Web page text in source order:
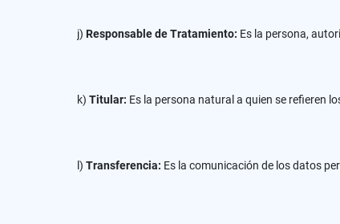
j) Responsable de Tratamiento: Es la persona,
k) Titular: Es la persona natural a quien se refieren
l) Transferencia: Es la comunicación de los datos